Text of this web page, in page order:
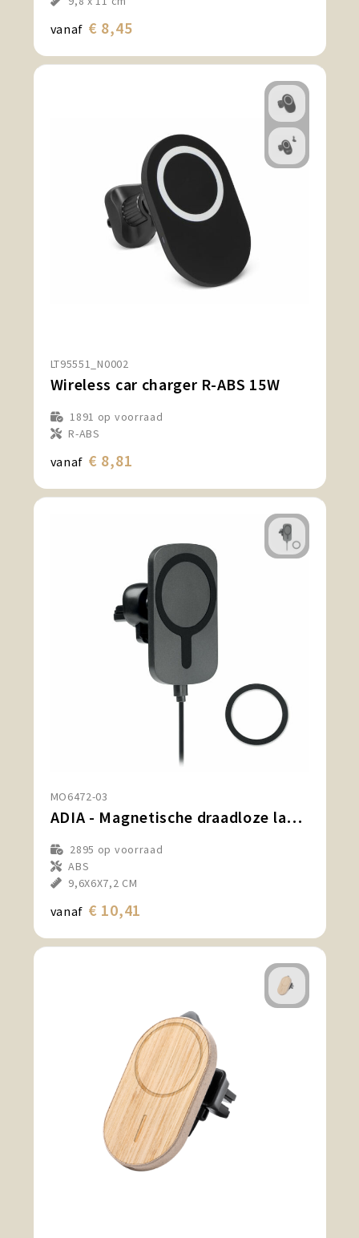
vanaf € 8,45
LT95551_N0002
Wireless car charger R-ABS 15W
1891 op voorraad
R-ABS
vanaf € 8,81
MO6472-03
ADIA - Magnetische draadloze lader 15W
2895 op voorraad
ABS
9,6X6X7,2 CM
vanaf € 10,41